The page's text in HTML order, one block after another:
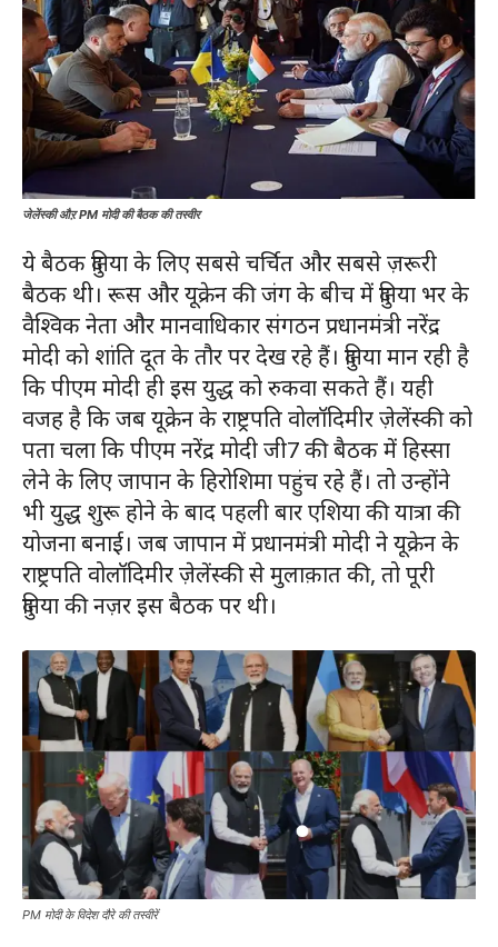
जेलेंस्की औऱ PM मोदी की बैठक की तस्वीर
ये बैठक दुनिया के लिए सबसे चर्चित और सबसे ज़रूरी
बैठक थी। रूस और यूक्रेन की जंग के बीच में दुनिया भर के
वैश्विक नेता और मानवाधिकार संगठन प्रधानमंत्री नरेंद्र
मोदी को शांति दूत के तौर पर देख रहे हैं। दुनिया मान रही है
कि पीएम मोदी ही इस युद्ध को रुकवा सकते हैं। यही
वजह है कि जब यूक्रेन के राष्ट्रपति वोलॉदिमीर ज़ेलेंस्की को
पता चला कि पीएम नरेंद्र मोदी जी7 की बैठक में हिस्सा
लेने के लिए जापान के हिरोशिमा पहुंच रहे हैं। तो उन्होंने
भी युद्ध शुरू होने के बाद पहली बार एशिया की यात्रा की
योजना बनाई। जब जापान में प्रधानमंत्री मोदी ने यूक्रेन के
राष्ट्रपति वोलॉदिमीर ज़ेलेंस्की से मुलाक़ात की, तो पूरी
दुनिया की नज़र इस बैठक पर थी।
PM मोदी के विदेश दौरे की तस्वीरें